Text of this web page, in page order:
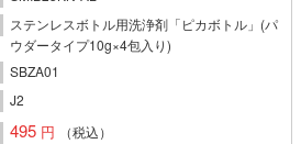
ステンレスボトル用洗浄剤「ピカボトル」(パ
ウダータイプ10g×4包入り)
SBZA01
J2
495
（税込）